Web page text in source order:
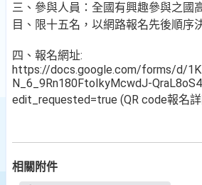
三、參與人員：全國有興趣參與之國
目、限十五名，以網路報名先後順序
四、報名網址:
https://docs.google.com/forms/d/
N_6_9Rn180FtoIkyMcwdJ-
edit_requested=true (QR code報名
相關附件